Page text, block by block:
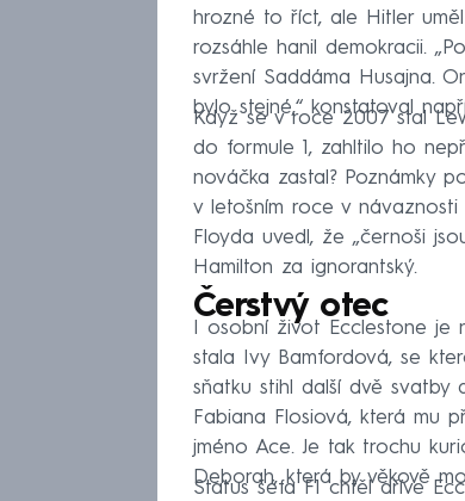
hrozné to říct, ale Hitler
rozsáhle hanil demokracii.
svržení Saddáma Husajna.
bylo stejné,“ konstatoval
Když se v roce 2007 stal
do formule 1, zahltilo ho
nováčka zastal? Poznámky
v letošním roce v
Floyda uvedl, že „černoši
Hamilton za ignorantský.
Čerstvý otec
I osobní život Ecclestone je
stala Ivy Bamfordová, se
sňatku stihl další dvě svatby
Fabiana Flosiová, která mu
jméno Ace. Je tak trochu
Deborah, která by věkově
Status šéfa F1 chtěl dříve